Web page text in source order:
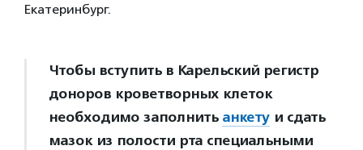
Екатеринбург.
Чтобы вступить в Карельский регистр
доноров кроветворных клеток
необходимо заполнить анкету и сдать
мазок из полости рта специальными